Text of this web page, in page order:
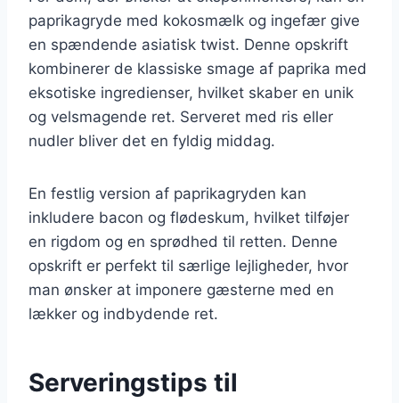
paprikagryde med kokosmælk og ingefær give
en spændende asiatisk twist. Denne opskrift
kombinerer de klassiske smage af paprika med
eksotiske ingredienser, hvilket skaber en unik
og velsmagende ret. Serveret med ris eller
nudler bliver det en fyldig middag.
En festlig version af paprikagryden kan
inkludere bacon og flødeskum, hvilket tilføjer
en rigdom og en sprødhed til retten. Denne
opskrift er perfekt til særlige lejligheder, hvor
man ønsker at imponere gæsterne med en
lækker og indbydende ret.
Serveringstips til